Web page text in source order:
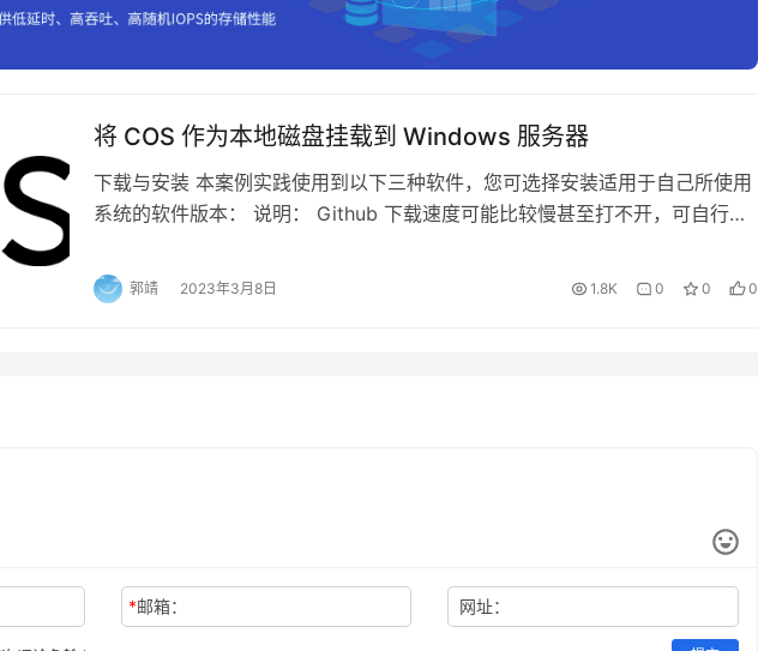
打开 FastCGI配置界面，就可以看到我们刚才安装 PHP 8 的程序
将 COS 作为本地磁盘挂载到 Windows 服务器
下载与安装 本案例实践使用到以下三种软件，您可选择安装适用于自己所使用
系统的软件版本： 说明： Github 下载速度可能比较慢甚至打不开，可自行在
windows-amd64 版本为例，其他版本的配置过程可能存在一定差异，请注意
相应调整。 修改配置文件 以上步骤…
郭靖 2023年3月8日 1.8K 0 0 0
*邮箱： 网址：